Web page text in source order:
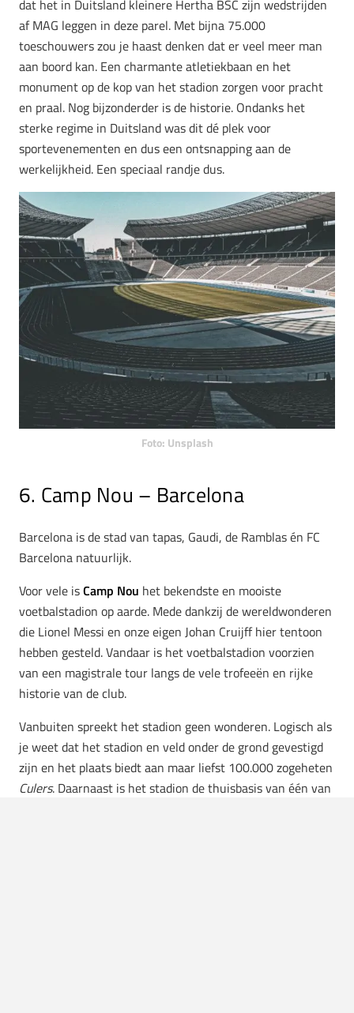
dat het in Duitsland kleinere Hertha BSC zijn wedstrijden
af MAG leggen in deze parel. Met bijna 75.000
toeschouwers zou je haast denken dat er veel meer man
aan boord kan. Een charmante atletiekbaan en het
monument op de kop van het stadion zorgen voor pracht
en praal. Nog bijzonderder is de historie. Ondanks het
sterke regime in Duitsland was dit dé plek voor
sportevenementen en dus een ontsnapping aan de
werkelijkheid. Een speciaal randje dus.
Foto: Unsplash
6. Camp Nou – Barcelona
Barcelona is de stad van tapas, Gaudi, de Ramblas én FC
Barcelona natuurlijk.
Voor vele isCamp Nou het bekendste en mooiste
voetbalstadion op aarde. Mede dankzij de wereldwonderen
die Lionel Messi en onze eigen Johan Cruijff hier tentoon
hebben gesteld. Vandaar is het voetbalstadion voorzien
van een magistrale tour langs de vele trofeeën en rijke
historie van de club.
Vanbuiten spreekt het stadion geen wonderen. Logisch als
je weet dat het stadion en veld onder de grond gevestigd
zijn en het plaats biedt aan maar liefst 100.000 zogeheten
Culers. Daarnaast is het stadion de thuisbasis van één van